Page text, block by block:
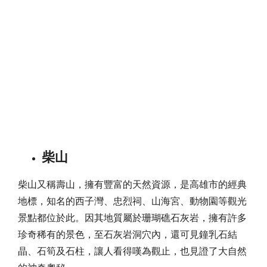
柴山
柴山又稱壽山，擁有豐富的天然資源，是高雄市的經典
地標，知名的西子灣、忠烈祠、山海宮、動物園等觀光
景點都位於此。因其地質屬於珊瑚礁石灰岩，擁有許多
珍奇稀有的景色，至石灰岩洞穴內，還可見鐘乳石結
晶、石筍及石柱，讓人看得嘆為觀止，也見證了大自然